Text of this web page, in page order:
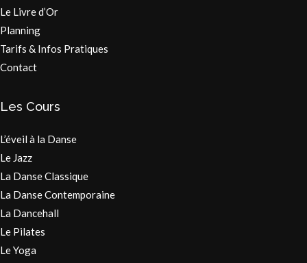
Le Livre d’Or
Planning
Tarifs & Infos Pratiques
Contact
Les Cours
L’éveil à la Danse
Le Jazz
La Danse Classique
La Danse Contemporaine
La Dancehall
Le Pilates
Le Yoga